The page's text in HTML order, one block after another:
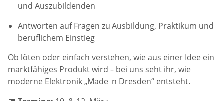
und Auszubildenden
Antworten auf Fragen zu Ausbildung, Praktikum und
beruflichem Einstieg
Ob löten oder einfach verstehen, wie aus einer Idee ein
marktfähiges Produkt wird – bei uns seht ihr, wie
moderne Elektronik „Made in Dresden“ entsteht.